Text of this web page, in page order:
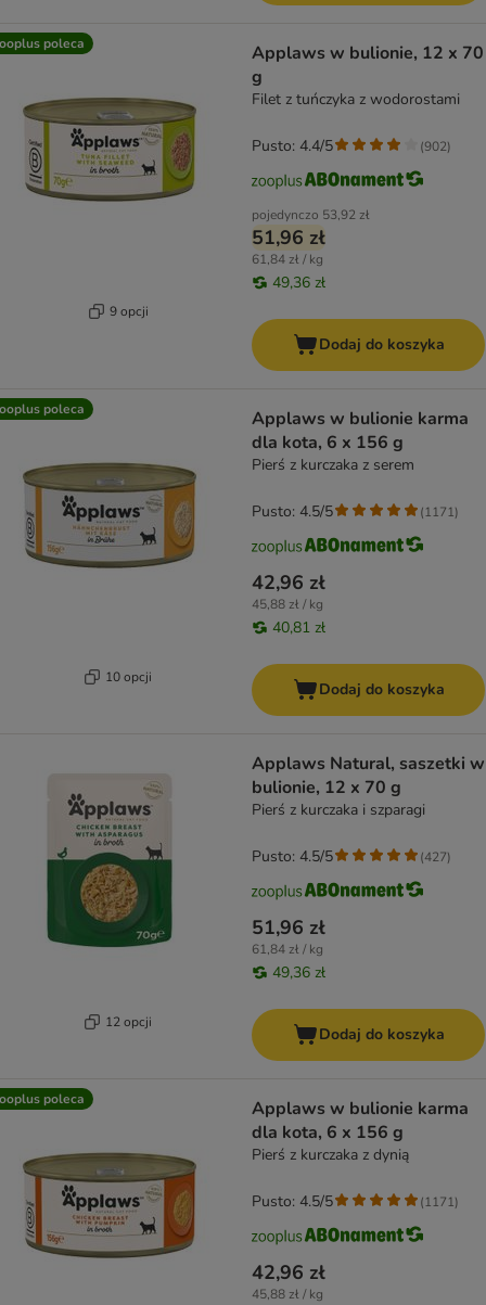
poleca
9 opcji
Applaws w bulionie, 12 x 70
g
Filet z tuńczyka z wodorostami
pojedynczo 53,92 zł
51,96 zł
61,84 zł / kg
49,36 zł
Pusto: 4.4/5 (902)
Dodaj do koszyka
poleca
10 opcji
Applaws w bulionie karma
dla kota, 6 x 156 g
Pierś z kurczaka z serem
42,96 zł
45,88 zł / kg
40,81 zł
Pusto: 4.5/5 (1171)
Dodaj do koszyka
12 opcji
Applaws Natural, saszetki w
bulionie, 12 x 70 g
Pierś z kurczaka i szparagi
51,96 zł
61,84 zł / kg
49,36 zł
Pusto: 4.5/5 (427)
Dodaj do koszyka
poleca
Applaws w bulionie karma
dla kota, 6 x 156 g
Pierś z kurczaka z dynią
42,96 zł
45,88 zł / kg
Pusto: 4.5/5 (1171)